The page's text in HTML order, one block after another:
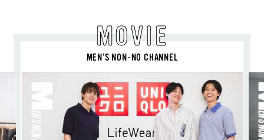
MOVIE
MEN’S NON-NO CHANNEL